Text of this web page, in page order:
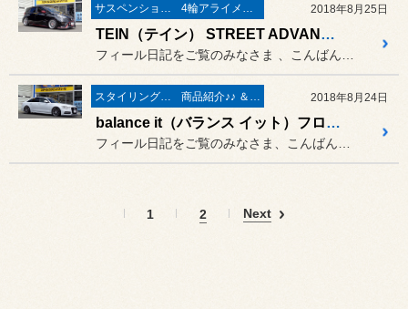
サスペンション交換 4輪アライメント測定＆調整 2018年8月25日
TEIN（テイン） STREET ADVANCE Z 取付 ＆ ４輪アライメント測定＆調整作業 ／ 日産 ノート NISMO E12
スタイリング系 ホイール＆タイヤ＆エアロパーツ 商品紹介♪♪ ＆ ”フィール”からのお知らせ。 2018年8月24日
balance it（バランス イット）フロントリップ＆トランクスポイラー カーボン 取付 ／ AUDI A6 S-line
1 2 Next